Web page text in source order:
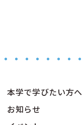
本学で学びたい方へ
お知らせ